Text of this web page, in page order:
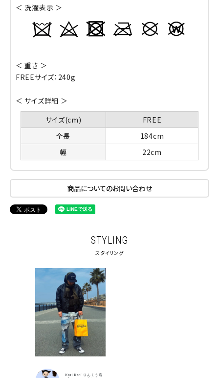
＜ 洗濯表示 ＞
＜ 重さ ＞
FREEサイズ：240g
＜ サイズ詳細 ＞
サイズ(cm)
FREE
全長
184cm
幅
22cm
商品についてのお問い合わせ
STYLING
スタイリング
Karl Kani りんくう店